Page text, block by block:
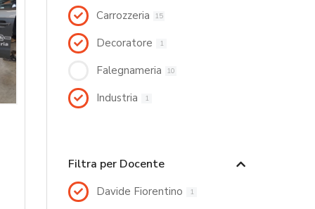
Carrozzeria 15
Decoratore 1
Falegnameria 10
Industria 1
Filtra per Docente
Davide Fiorentino 1